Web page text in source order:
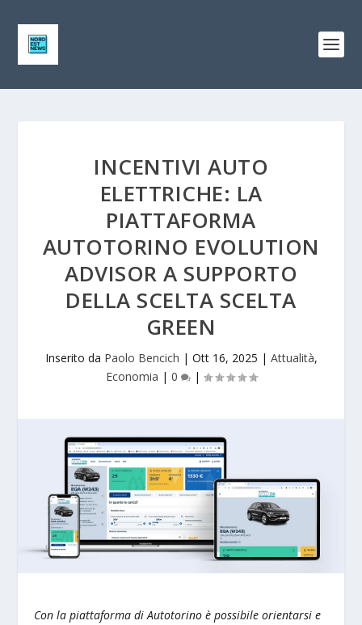
INCENTIVI AUTO
ELETTRICHE: LA
PIATTAFORMA
AUTOTORINO EVOLUTION
ADVISOR A SUPPORTO
DELLA SCELTA SCELTA
GREEN
Inserito da Paolo Bencich | Ott 16, 2025 | Attualità,
Economia | 0 |
Con la piattaforma di Autotorino è possibile orientarsi e